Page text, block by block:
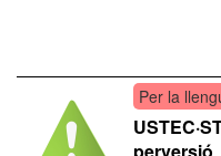
Per la